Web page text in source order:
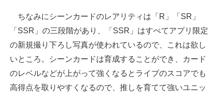
ちなみにシーンカードのレアリティは「R」「SR」
「SSR」の三段階があり、「SSR」はすべてアプリ限定
の新規撮り下ろし写真が使われているので、これは欲し
いところ。シーンカードは育成することができ、カード
のレベルなどが上がって強くなるとライブのスコアでも
高得点を取りやすくなるので、推しを育てて強いユニッ